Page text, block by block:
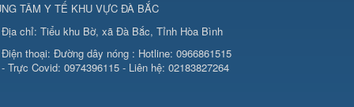
TÂM Y TẾ KHU VỰC ĐÀ BẮC
Địa chỉ: Tiểu khu Bờ, xã Đà Bắc, Tỉnh Hòa Bình
Điện thoại: Đường dây nóng : Hotline: 0966861515
- Trực Covid: 0974396115 - Liên hệ: 02183827264